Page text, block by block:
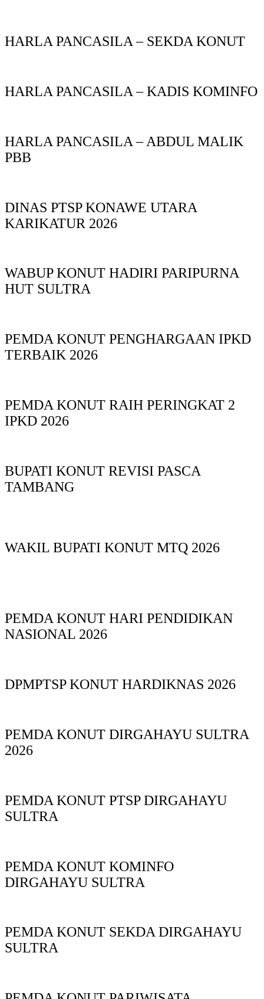
HARLA PANCASILA – SEKDA KONUT
HARLA PANCASILA – KADIS KOMINFO
HARLA PANCASILA – ABDUL MALIK
PBB
DINAS PTSP KONAWE UTARA
KARIKATUR 2026
WABUP KONUT HADIRI PARIPURNA
HUT SULTRA
PEMDA KONUT PENGHARGAAN IPKD
TERBAIK 2026
PEMDA KONUT RAIH PERINGKAT 2
IPKD 2026
BUPATI KONUT REVISI PASCA
TAMBANG
WAKIL BUPATI KONUT MTQ 2026
PEMDA KONUT HARI PENDIDIKAN
NASIONAL 2026
DPMPTSP KONUT HARDIKNAS 2026
PEMDA KONUT DIRGAHAYU SULTRA
2026
PEMDA KONUT PTSP DIRGAHAYU
SULTRA
PEMDA KONUT KOMINFO
DIRGAHAYU SULTRA
PEMDA KONUT SEKDA DIRGAHAYU
SULTRA